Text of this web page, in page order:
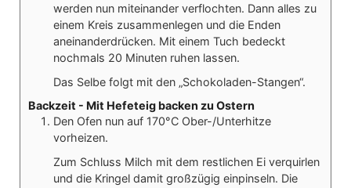
werden nun miteinander verflochten. Dann alles zu
einem Kreis zusammenlegen und die Enden
aneinanderdrücken. Mit einem Tuch bedeckt
nochmals 20 Minuten ruhen lassen.
Das Selbe folgt mit den „Schokoladen-Stangen“.
Backzeit - Mit Hefeteig backen zu Ostern
Den Ofen nun auf 170°C Ober-/Unterhitze
vorheizen.
Zum Schluss Milch mit dem restlichen Ei verquirlen
und die Kringel damit großzügig einpinseln. Die